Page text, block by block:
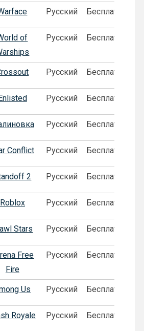
Русский Бесплатная
of
Русский Бесплатная
Русский Бесплатная
Русский Бесплатная
Русский Бесплатная
Conflict Русский Бесплатная
2 Русский Бесплатная
Roblox Русский Бесплатная
Stars Русский Бесплатная
Free
Fire
Русский Бесплатная
Us Русский Бесплатная
Royale Русский Бесплатная